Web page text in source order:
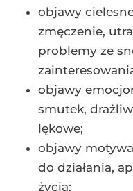
objawy
zmęczenie,
problemy ze
objawy
smutek,
lękowe;
objawy
do działania,
życia;